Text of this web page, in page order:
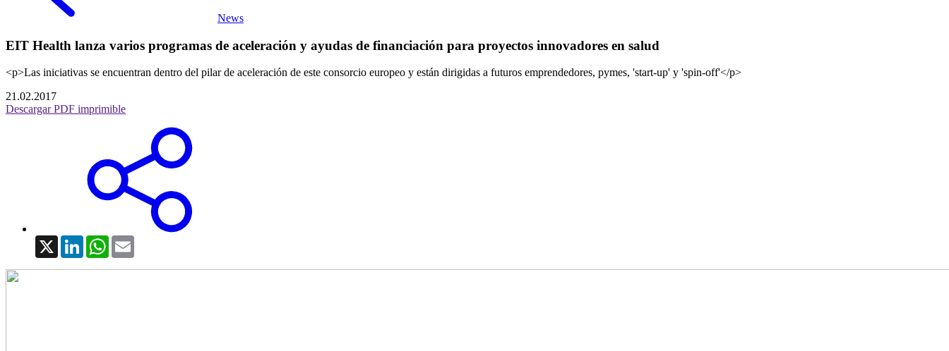
News
EIT Health lanza varios programas de aceleración y ayudas de financiación para proyectos innovadores en salud
<p>Las iniciativas se encuentran dentro del pilar de aceleración de este consorcio europeo y están dirigidas a futuros emprendedores, pymes, 'start-up' y 'spin-off'</p>
21.02.2017
Descargar PDF imprimible
X LinkedInWhatsApp